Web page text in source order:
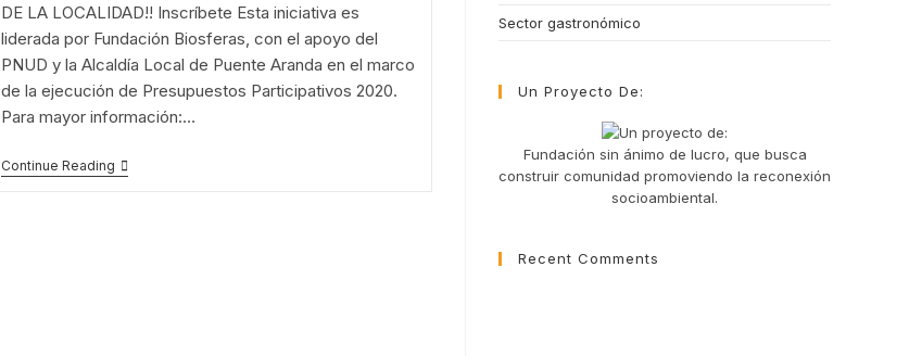
DE LA LOCALIDAD!! Inscríbete Esta iniciativa es
liderada por Fundación Biosferas, con el apoyo del
PNUD y la Alcaldía Local de Puente Aranda en el marco
de la ejecución de Presupuestos Participativos 2020.
Para mayor información:…
Continue Reading ¡Inscríbete!
7°
Sector gastronómico
Un Proyecto De:
Fundación sin ánimo de lucro, que busca
construir comunidad promoviendo la reconexión
socioambiental.
Recent Comments